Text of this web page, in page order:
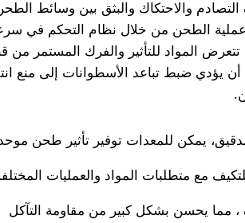
والاحتكاك والبثق بين وسائط
الطحن من خلال نظام التحكم في
تتعرض المواد للتأثير والفرك المستمر من
يؤدي ضبط تباعد الأسطوانات إلى منع
يمكن للمعدات توفير تأثير طحن
مع متطلبات المواد والعمليات
، مما يحسن بشكل كبير من مقاومة التآكل